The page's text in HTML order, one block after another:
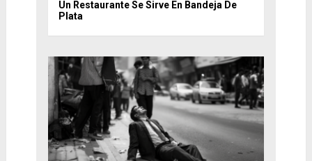
Un Restaurante Se Sirve En Bandeja De
Plata